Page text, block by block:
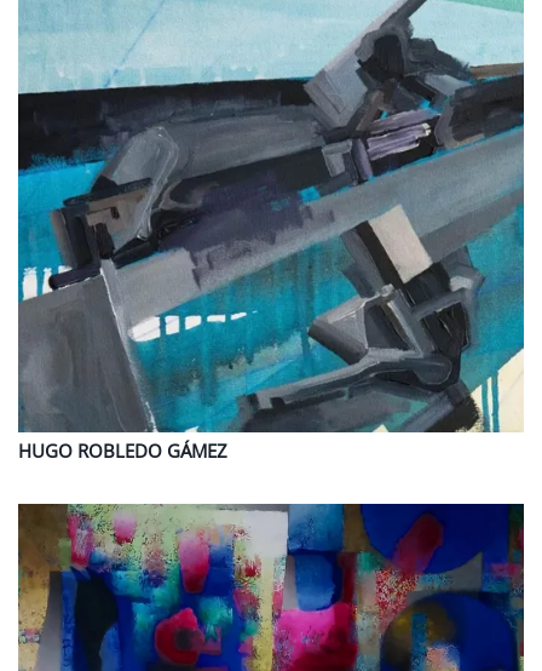
HUGO ROBLEDO GÁMEZ